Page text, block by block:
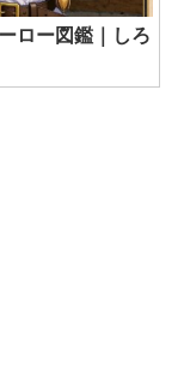
ロー図鑑｜しろ